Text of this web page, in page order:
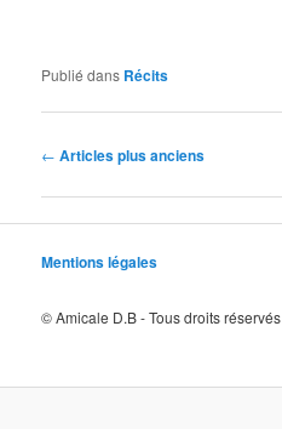
Publié dans Récits
Navigation
articles
← Articles plus anciens
Mentions légales
© Amicale D.B - Tous droits réservés